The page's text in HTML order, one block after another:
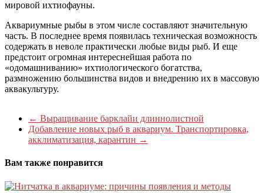
мировой ихтиофауны.
Аквариумные рыбы в этом числе составляют значительную
часть. В последнее время появилась техническая возможность
содержать в неволе практически любые виды рыб. И еще
предстоит огромная интереснейшая работа по
«одомашниванию» ихтиологического богатства,
размножению большинства видов и внедрению их в массовую
аквакультуру.
← Выращивание барклайи длиннолистной
Добавление новых рыб в аквариум. Транспортировка,
акклиматизация, карантин →
Вам также понравится